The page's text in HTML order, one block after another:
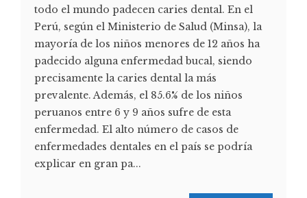
todo el mundo padecen caries dental. En el
Perú, según el Ministerio de Salud (Minsa), la
mayoría de los niños menores de 12 años ha
padecido alguna enfermedad bucal, siendo
precisamente la caries dental la más
prevalente. Además, el 85.6% de los niños
peruanos entre 6 y 9 años sufre de esta
enfermedad. El alto número de casos de
enfermedades dentales en el país se podría
explicar en gran pa...